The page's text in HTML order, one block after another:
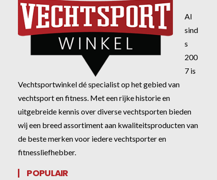
Al
sind
s
200
7 is
Vechtsportwinkel dé specialist op het gebied van
vechtsport en fitness. Met een rijke historie en
uitgebreide kennis over diverse vechtsporten bieden
wij een breed assortiment aan kwaliteitsproducten van
de beste merken voor iedere vechtsporter en
fitnessliefhebber.
POPULAIR